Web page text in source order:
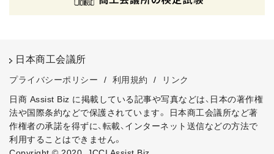
日本商工会議所
プライバシーポリシー / 利用規約 /
リンク
日商 Assist Biz に掲載している記事や写真などは、日本の著作権
法や国際条約などで保護されています。
日本商工会議所など著
作権者の承諾を得ずに、転載、インターネット送信などの方法で
利用することはできません。